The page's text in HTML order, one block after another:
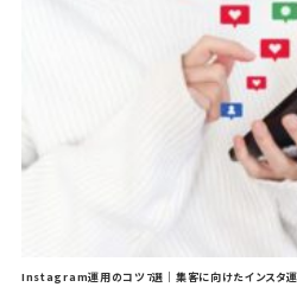
Instagram運用のコツ7選｜集客に向けたインスタ